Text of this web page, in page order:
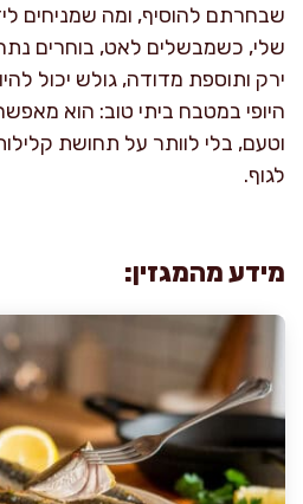
שבחרתם להוסיף, ומה שמניחים
שלי, כשמבשלים לאט, בוחרים
ירק ותוספת מדודה, גולש יכול
היופי במטבח ביתי טוב: הוא
וטעם, בלי לוותר על תחושת
לגוף.
מידע מהמגזין: